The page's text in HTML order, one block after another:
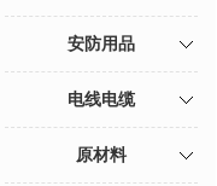
安防用品
电线电缆
原材料